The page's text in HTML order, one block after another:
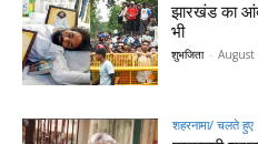
झारखंड का
भी
शुभजिता - August
शहरनामा/ चलते हुए